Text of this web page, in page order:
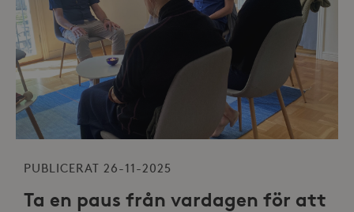
PUBLICERAT 26-11-2025
Ta en paus från vardagen för att